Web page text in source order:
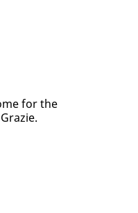
for the